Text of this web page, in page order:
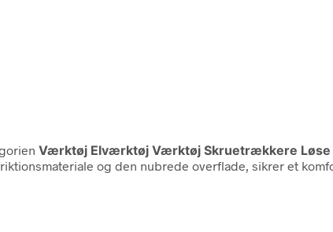
Værktøj Elværktøj Værktøj Skruetrækkere
og den nubrede overflade, sikrer et